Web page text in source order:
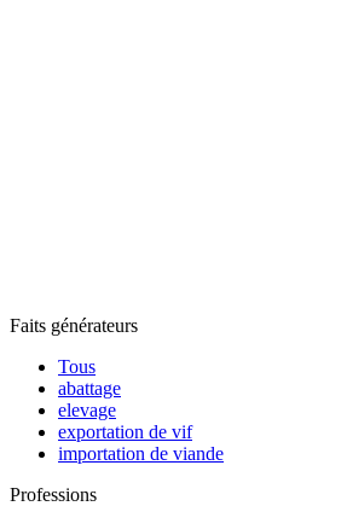
Faits générateurs
Tous
abattage
elevage
exportation de vif
importation de viande
Professions